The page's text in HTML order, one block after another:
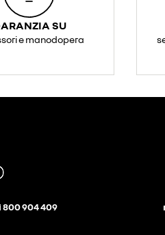
SU
e manodopera
904 409